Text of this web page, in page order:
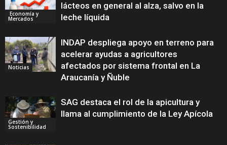
Economía y
Mercados
lácteos en general al alza, salvo en la
leche líquida
Noticias
INDAP despliega apoyo en terreno para
acelerar ayudas a agricultores
afectados por sistema frontal en La
Araucanía y Ñuble
Gestión y
Sostenibilidad
SAG destaca el rol de la apicultura y
llama al cumplimiento de la Ley Apícola